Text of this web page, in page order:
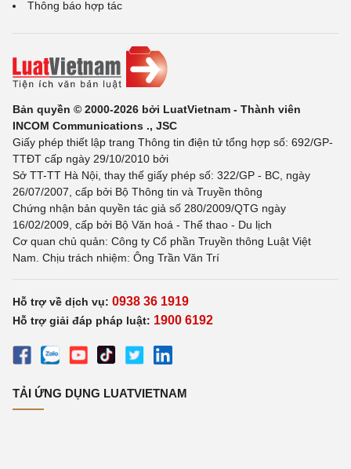
Thông báo hợp tác
Bản quyền © 2000-2026 bởi LuatVietnam - Thành viên
INCOM Communications ., JSC
Giấy phép thiết lập trang Thông tin điện tử tổng hợp số: 692/GP-
TTĐT cấp ngày 29/10/2010 bởi
Sở TT-TT Hà Nội, thay thế giấy phép số: 322/GP - BC, ngày
26/07/2007, cấp bởi Bộ Thông tin và Truyền thông
Chứng nhận bản quyền tác giả số 280/2009/QTG ngày
16/02/2009, cấp bởi Bộ Văn hoá - Thể thao - Du lịch
Cơ quan chủ quản: Công ty Cổ phần Truyền thông Luật Việt
Nam. Chịu trách nhiệm: Ông Trần Văn Trí
Hỗ trợ về dịch vụ: 0938 36 1919
Hỗ trợ giải đáp pháp luật: 1900 6192
TẢI ỨNG DỤNG LUATVIETNAM